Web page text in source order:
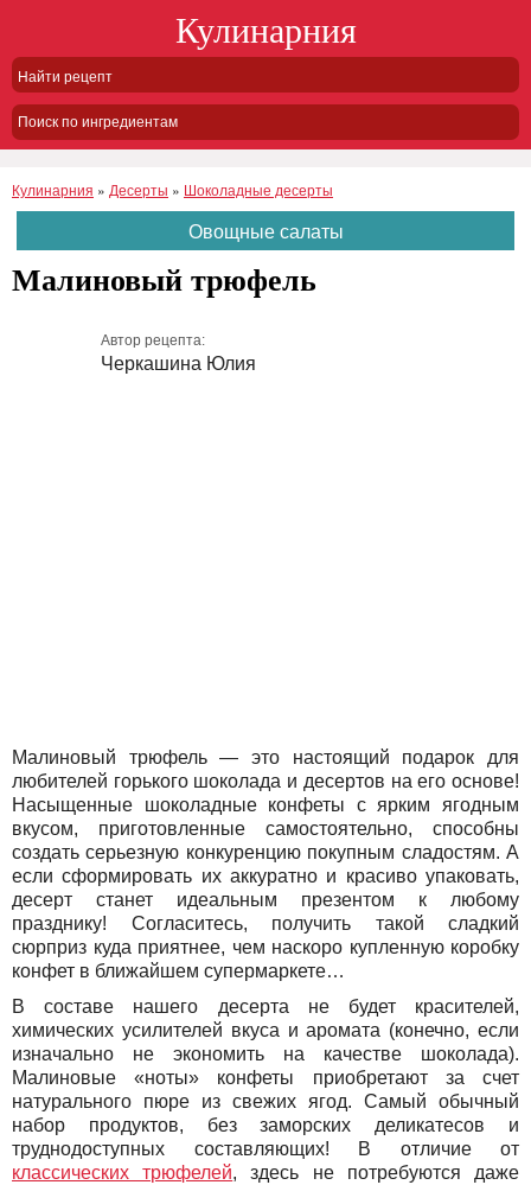
Кулинарния
Поиск по ингредиентам
Кулинарния » Десерты » Шоколадные десерты
Овощные салаты
Малиновый трюфель
Автор рецепта:
Черкашина Юлия
Малиновый трюфель — это настоящий подарок для
любителей горького шоколада и десертов на его основе!
Насыщенные шоколадные конфеты с ярким ягодным
вкусом, приготовленные самостоятельно, способны
создать серьезную конкуренцию покупным сладостям. А
если сформировать их аккуратно и красиво упаковать,
десерт станет идеальным презентом к любому
празднику! Согласитесь, получить такой сладкий
сюрприз куда приятнее, чем наскоро купленную коробку
конфет в ближайшем супермаркете…
В составе нашего десерта не будет красителей,
химических усилителей вкуса и аромата (конечно, если
изначально не экономить на качестве шоколада).
Малиновые «ноты» конфеты приобретают за счет
натурального пюре из свежих ягод. Самый обычный
набор продуктов, без заморских деликатесов и
труднодоступных составляющих! В отличие от
классических трюфелей, здесь не потребуются даже